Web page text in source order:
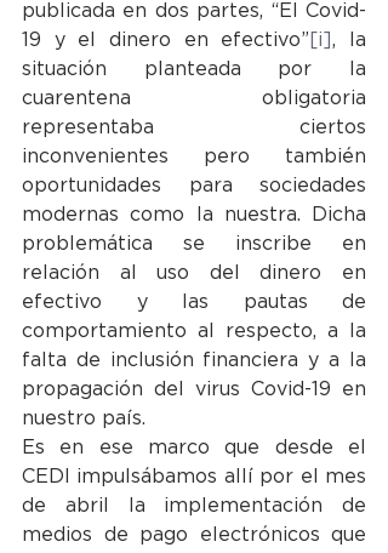
publicada en dos partes, “El Covid-
19 y el dinero en efectivo” [i], la
situación planteada por la
cuarentena obligatoria
representaba ciertos
inconvenientes pero también
oportunidades para sociedades
modernas como la nuestra. Dicha
problemática se inscribe en
relación al uso del dinero en
efectivo y las pautas de
comportamiento al respecto, a la
falta de inclusión financiera y a la
propagación del virus Covid-19 en
nuestro país.
Es en ese marco que desde el
CEDI impulsábamos allí por el mes
de abril la implementación de
medios de pago electrónicos que